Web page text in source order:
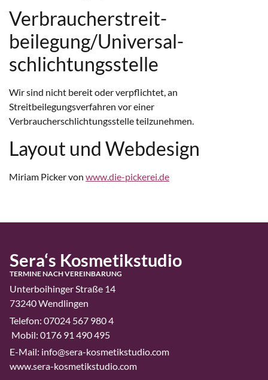
Verbraucher­streit­
beilegung/Universal­
schlichtungs­stelle
Wir sind nicht bereit oder verpflichtet, an
Streitbeilegungsverfahren vor einer
Verbraucherschlichtungsstelle teilzunehmen.
Layout und Webdesign
Miriam Picker von www.die-pickerei.de
Sera‘s Kosmetikstudio
TERMINE NACH VEREINBARUNG
Unterboihinger Straße 14
73240 Wendlingen
Telefon: 07024 567 980 4
Mobil: 0176 91 490 495
E-Mail: info@sera-kosmetikstudio.com
www.sera-kosmetikstudio.com